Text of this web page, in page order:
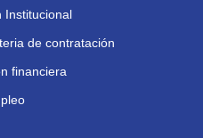
Institucional
de contratación
financiera